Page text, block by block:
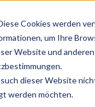
Cookies werden
um Ihre
Website und
dieser Website
werden möchten.